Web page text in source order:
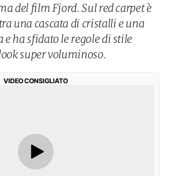
del film Fjord. Sul red carpet è
una cascata di cristalli e una
e ha sfidato le regole di stile
super voluminoso.
VIDEO CONSIGLIATO